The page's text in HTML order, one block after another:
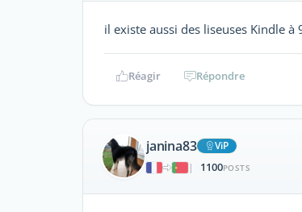
il existe aussi des liseuses Kindle
Réagir Répondre
janina83
ViP
|
1100POSTS